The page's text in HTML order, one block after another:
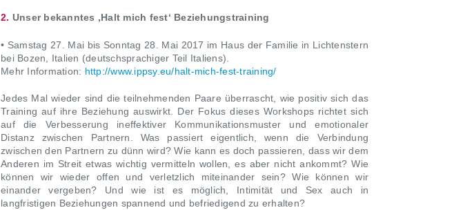
2. Unser bekanntes ‚Halt mich fest‘ Beziehungstraining
• Samstag 27. Mai bis Sonntag 28. Mai 2017 im Haus der Familie in Lichtenstern
bei Bozen, Italien (deutschsprachiger Teil Italiens).
Mehr Information: http://www.ippsy.eu/halt-mich-fest-training/
Jedes Mal wieder sind die teilnehmenden Paare überrascht, wie positiv sich das
Training auf ihre Beziehung auswirkt. Der Fokus dieses Workshops richtet sich
auf die Verbesserung ineffektiver Kommunikationsmuster und emotionaler
Distanz zwischen Partnern. Was passiert eigentlich, wenn die Verbindung
zwischen den Partnern zu dünn wird? Wie kann es doch passieren, dass wir dem
Anderen im Streit etwas wichtig vermitteln wollen, es aber nicht ankommt? Wie
können wir wieder offen und verletzlich miteinander sein? Wie können wir
einander vergeben? Und wie ist es möglich, Intimität und Sex auch in
langfristigen Beziehungen spannend und befriedigend zu erhalten?